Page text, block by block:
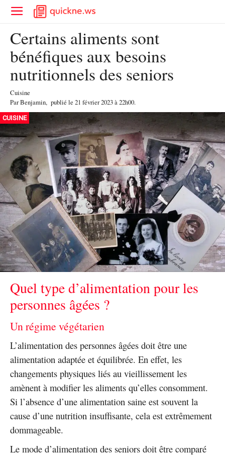
Certains aliments sont
bénéfiques aux besoins
nutritionnels des seniors
Cuisine
ParBenjamin, publié le 21 février 2023à 22h00.
CUISINE
Quel type d’alimentation pour les
personnes âgées ?
Un régime végétarien
L’alimentation des personnes âgées doit être une
alimentation adaptée et équilibrée. En effet, les
changements physiques liés au vieillissement les
amènent à modifier les aliments qu’elles consomment.
Si l’absence d’une alimentation saine est souvent la
cause d’une nutrition insuffisante, cela est extrêmement
dommageable.
Le mode d’alimentation des seniors doit être comparé